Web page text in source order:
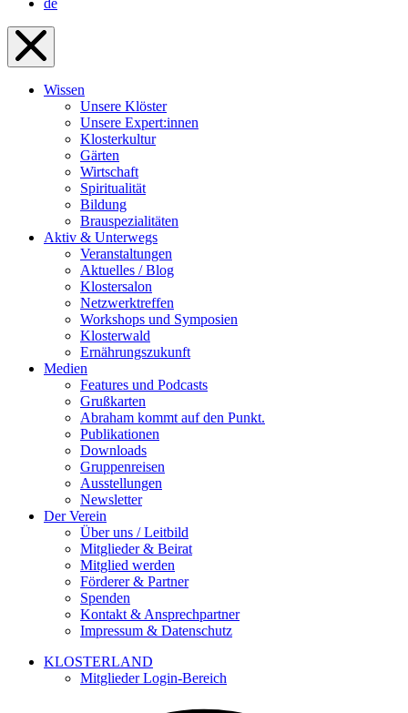
de
Wissen
Unsere Klöster
Unsere Expert:innen
Klosterkultur
Gärten
Wirtschaft
Spiritualität
Bildung
Brauspezialitäten
Aktiv & Unterwegs
Veranstaltungen
Aktuelles / Blog
Klostersalon
Netzwerktreffen
Workshops und Symposien
Klosterwald
Ernährungszukunft
Medien
Features und Podcasts
Grußkarten
Abraham kommt auf den Punkt.
Publikationen
Downloads
Gruppenreisen
Ausstellungen
Newsletter
Der Verein
Über uns / Leitbild
Mitglieder & Beirat
Mitglied werden
Förderer & Partner
Spenden
Kontakt & Ansprechpartner
Impressum & Datenschutz
KLOSTERLAND
Mitglieder Login-Bereich